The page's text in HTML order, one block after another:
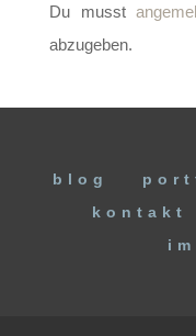
Du musst
abzugeben.
blog
kontakt